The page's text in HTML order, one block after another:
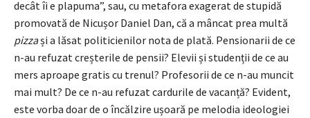
decât îi e plapuma”, sau, cu metafora exagerat de stupidă
promovată de Nicușor Daniel Dan, că a mâncat prea multă
pizzași a lăsat politicienilor nota de plată. Pensionarii de ce
n-au refuzat creșterile de pensii? Elevii și studenții de ce au
mers aproape gratis cu trenul? Profesorii de ce n-au muncit
mai mult? De ce n-au refuzat cardurile de vacanță? Evident,
este vorba doar de o încălzire ușoară pe melodia ideologiei